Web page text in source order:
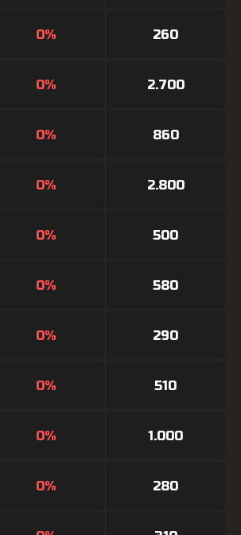
0% 260
0% 2.700
0% 860
0% 2.800
0% 500
0% 580
0% 290
0% 510
0% 1.000
0% 280